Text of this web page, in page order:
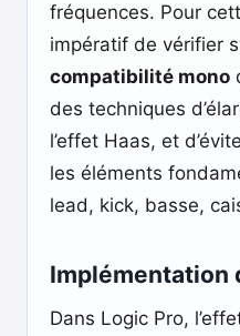
fréquences. Pour
impératif de vérifier
compatibilité mono
des techniques
l’effet Haas, et
les éléments
lead, kick, basse,
Implémentation
Dans Logic Pro,